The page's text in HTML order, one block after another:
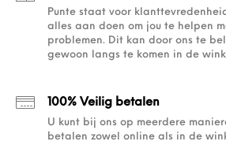
Punte staat voor
alles aan doen om jou te helpen
problemen. Dit kan door ons te
gewoon langs te komen in de
100% Veilig betalen
U kunt bij ons op meerdere
betalen zowel online als in de